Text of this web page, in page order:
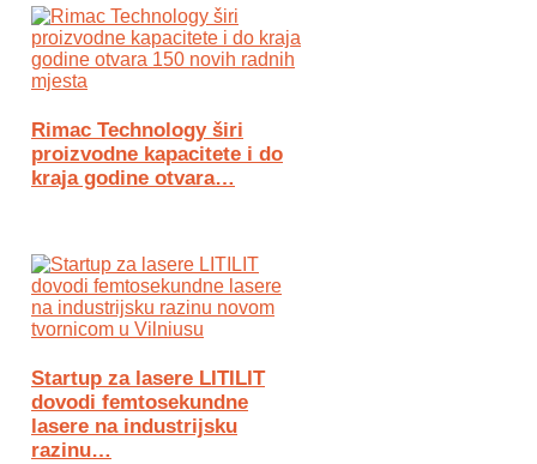
Rimac Technology širi
proizvodne kapacitete i do
kraja godine otvara…
Startup za lasere LITILIT
dovodi femtosekundne
lasere na industrijsku
razinu…